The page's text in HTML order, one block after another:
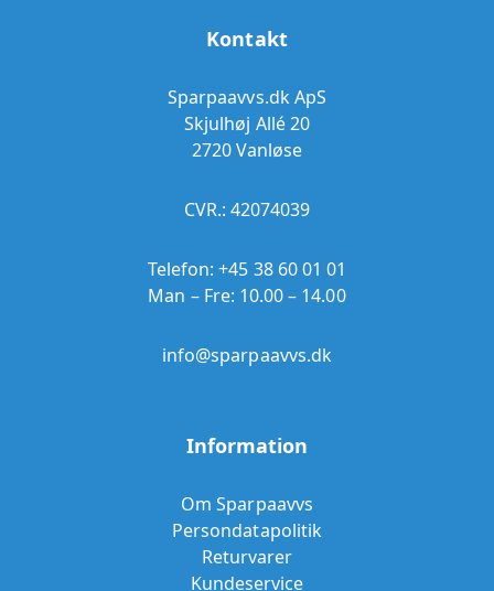
Kontakt
Sparpaavvs.dk ApS
Skjulhøj Allé 20
2720 Vanløse
CVR.: 42074039
Telefon:+45 38 60 01 01
Man – Fre: 10.00 – 14.00
info@sparpaavvs.dk
Information
Om Sparpaavvs
Persondatapolitik
Returvarer
Kundeservice